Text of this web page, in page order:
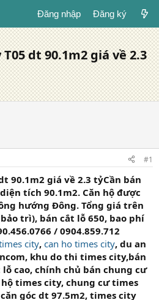
Đăng nhập Đăng ký
dt 90.1m2 giá về 2.3
#1
90.1m2 giá về 2.3 tỷCần bán
tích 90.1m2. Căn hộ được
hướng Đông. Tổng giá trên
trì), bán cắt lỗ 650, bao phí
/ 0904.859.712
city, can ho times city, du an
khu do thi times city,bán
cao, chính chủ bán chung cư
times city, chung cư times
góc dt 97.5m2, times city